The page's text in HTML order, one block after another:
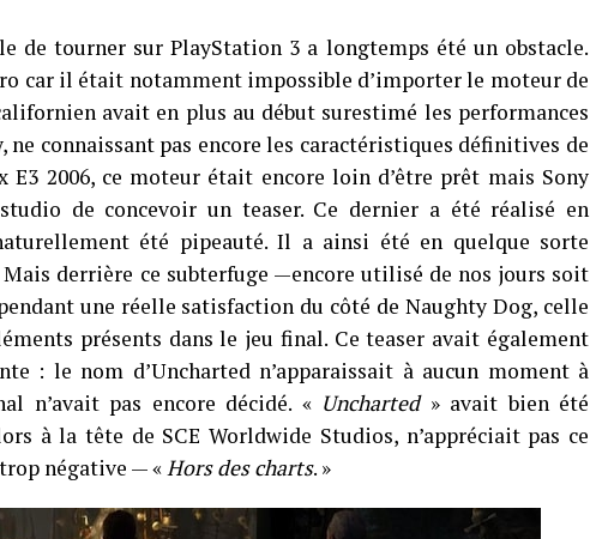
de tourner sur PlayStation 3 a longtemps été un obstacle.
car il était notamment impossible d’importer le moteur de
avait en plus au début surestimé les performances
ne connaissant pas encore les caractéristiques définitives de
2006, ce moteur était encore loin d’être prêt mais Sony
de concevoir un teaser. Ce dernier a été réalisé en
été pipeauté. Il a ainsi été en quelque sorte
derrière ce subterfuge —encore utilisé de nos jours soit
une réelle satisfaction du côté de Naughty Dog, celle
présents dans le jeu final. Ce teaser avait également
: le nom d’Uncharted n’apparaissait à aucun moment à
n’avait pas encore décidé. « Uncharted» avait bien été
à la tête de SCE Worldwide Studios, n’appréciait pas ce
négative — «Hors des charts. »